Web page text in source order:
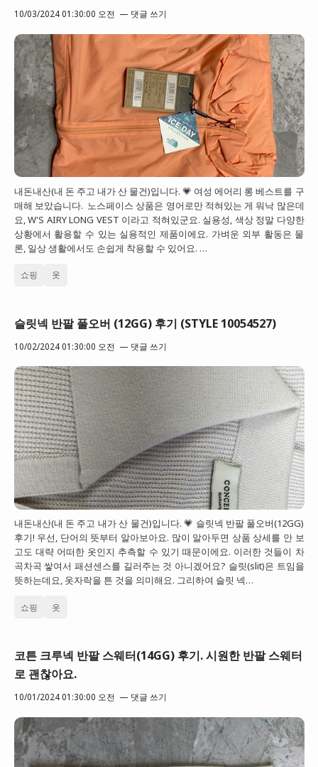
10/03/2024 01:30:00 오전 댓글 쓰기
내돈내산(내 돈 주고 내가 산 물건)입니다. 💗 여성 에어리 롱 베스트를 구
매해 보았습니다. 노스페이스 상품은 영어로만 적혀있는 게 워낙 많은데
요, W'S AIRY LONG VEST 이라고 적혀있군요. 실용성, 색상 정말 다양한
상황에서 활용할 수 있는 실용적인 제품이에요. 가벼운 외부 활동은 물
론, 일상 생활에서도 손쉽게 착용할 수 있어요. …
쇼핑 옷
슬릿넥 반팔 풀오버 (12GG) 후기 (STYLE 10054527)
10/02/2024 01:30:00 오전 댓글 쓰기
내돈내산(내 돈 주고 내가 산 물건)입니다. 💗 슬릿넥 반팔 풀오버(12GG)
후기! 우선, 단어의 뜻부터 알아보아요. 많이 알아두면 상품 상세를 안 보
고도 대략 어떠한 옷인지 추측할 수 있기 때문이에요. 이러한 것들이 차
곡차곡 쌓여서 패션센스를 길러주는 것 아니겠어요? 슬릿(slit)은 트임을
뜻하는데요, 옷자락을 튼 것을 의미해요. 그리하여 슬릿 넥…
쇼핑 옷
코튼 크루넥 반팔 스웨터(14GG) 후기. 시원한 반팔 스웨터
로 괜찮아요.
10/01/2024 01:30:00 오전 댓글 쓰기